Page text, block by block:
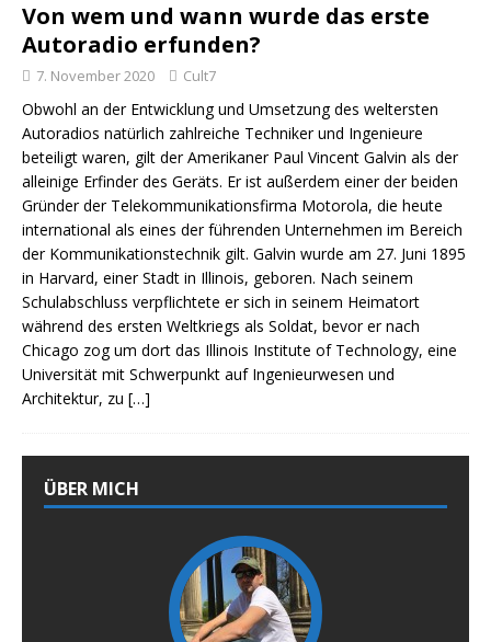
Von wem und wann wurde das erste
Autoradio erfunden?
7. November 2020 Cult7
Obwohl an der Entwicklung und Umsetzung des weltersten
Autoradios natürlich zahlreiche Techniker und Ingenieure
beteiligt waren, gilt der Amerikaner Paul Vincent Galvin als der
alleinige Erfinder des Geräts. Er ist außerdem einer der beiden
Gründer der Telekommunikationsfirma Motorola, die heute
international als eines der führenden Unternehmen im Bereich
der Kommunikationstechnik gilt. Galvin wurde am 27. Juni 1895
in Harvard, einer Stadt in Illinois, geboren. Nach seinem
Schulabschluss verpflichtete er sich in seinem Heimatort
während des ersten Weltkriegs als Soldat, bevor er nach
Chicago zog um dort das Illinois Institute of Technology, eine
Universität mit Schwerpunkt auf Ingenieurwesen und
Architektur, zu […]
ÜBER MICH